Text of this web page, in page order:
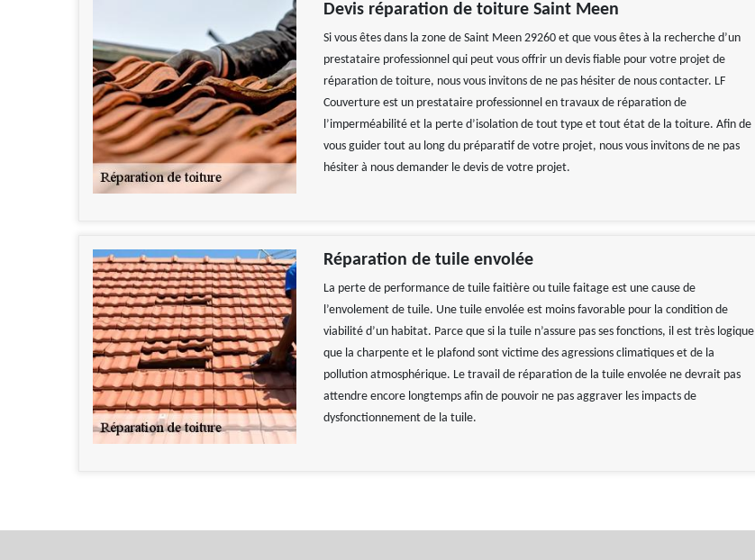
Devis réparation de toiture Saint Meen
Si vous êtes dans la zone de Saint Meen 29260 et que vous êtes à la recherche d’un
prestataire professionnel qui peut vous offrir un devis fiable pour votre projet de
réparation de toiture, nous vous invitons de ne pas hésiter de nous contacter. LF
Couverture est un prestataire professionnel en travaux de réparation de
l’imperméabilité et la perte d’isolation de tout type et tout état de la toiture. Afin de
vous guider tout au long du préparatif de votre projet, nous vous invitons de ne pas
hésiter à nous demander le devis de votre projet.
Réparation de tuile envolée
La perte de performance de tuile faitière ou tuile faitage est une cause de
l’envolement de tuile. Une tuile envolée est moins favorable pour la condition de
viabilité d’un habitat. Parce que si la tuile n’assure pas ses fonctions, il est très logique
que la charpente et le plafond sont victime des agressions climatiques et de la
pollution atmosphérique. Le travail de réparation de la tuile envolée ne devrait pas
attendre encore longtemps afin de pouvoir ne pas aggraver les impacts de
dysfonctionnement de la tuile.
De Hélène
De Gerard